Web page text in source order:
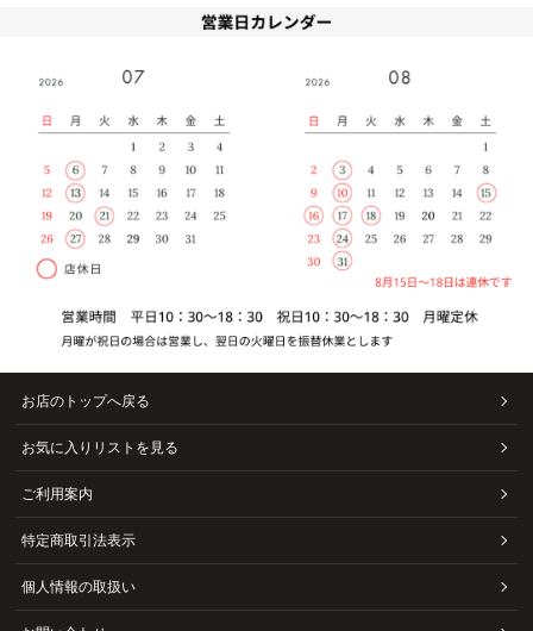
お店のトップへ戻る
お気に入りリストを見る
ご利用案内
特定商取引法表示
個人情報の取扱い